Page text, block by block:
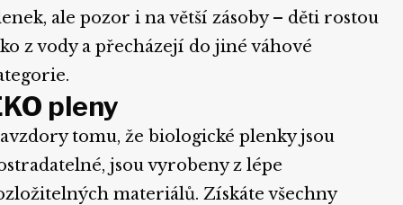
ale pozor i na větší zásoby – děti rostou
z vody a přecházejí do jiné váhové
pleny
tomu, že biologické plenky jsou
jsou vyrobeny z lépe
materiálů. Získáte všechny